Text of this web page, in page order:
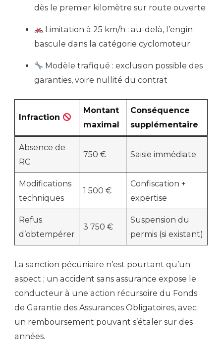
dès le premier kilomètre sur route ouverte
Limitation à 25 km/h : au-delà, l’engin
bascule dans la catégorie cyclomoteur
Modèle trafiqué : exclusion possible des
garanties, voire nullité du contrat
Infraction
Montant
maximal
Conséquence
supplémentaire
Absence de
RC
750 € Saisie immédiate
Modifications
techniques
1 500 €
Confiscation +
expertise
Refus
d’obtempérer
3 750 €
Suspension du
permis (si existant)
La sanction pécuniaire n’est pourtant qu’un
aspect ; un accident sans assurance expose le
conducteur à une action récursoire du Fonds
de Garantie des Assurances Obligatoires, avec
un remboursement pouvant s’étaler sur des
années.